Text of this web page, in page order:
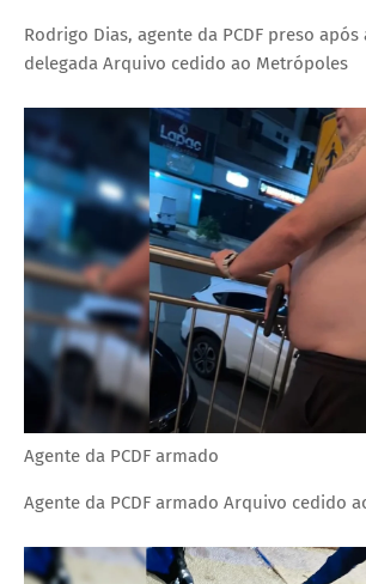
Rodrigo Dias, agente da PCDF preso após
delegada Arquivo cedido ao Metrópoles
Agente da PCDF armado
Agente da PCDF armado Arquivo cedido